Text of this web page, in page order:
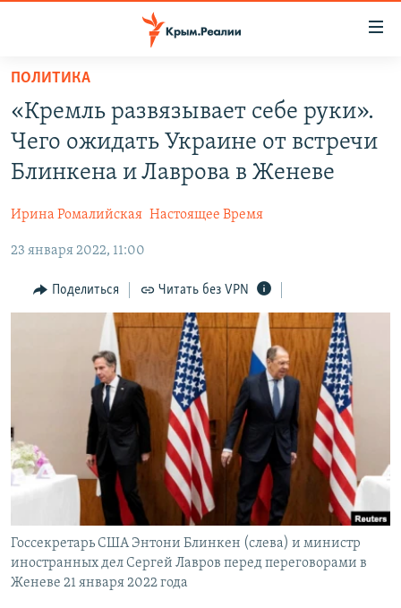
Вернуться
основному
содержанию
Вернутся
главной
навигации
Вернутся
поиску
СПЕЦПРОЕКТЫ
11 ЛЕТ ОККУПАЦИИ КРЫМА. 11 ИСТОРИЙ СОПРОТИВЛЕНИЯ
ВОДА
ЕЩЕ
ИНТЕРАКТИВ
ИНФОГРАФИКА
ТЕЛЕПРОЕКТ КРЫМ.РЕАЛИИ
СОВЕТЫ ПРАВОЗАЩИТНИКОВ
ПРОПАВШИЕ БЕЗ ВЕСТИ
ПОБЕДИТЕЛЕЙ НЕ СУДЯТ?
КРЫМ.НЕПОКОРЕННЫЙ
ELIFBE
УКРАИНСКАЯ ПРОБЛЕМА КРЫМА
РАДІО СВОБОДА
КАК ОБОЙТИ БЛОКИРОВКУ
Українською
ПРИСОЕДИНЯЙТЕСЬ!
Все сайты RFE/RL
ПОЛИТИКА
«Кремль развязывает себе руки».
Чего ожидать Украине от встречи
Блинкена и Лаврова в Женеве
Ирина Ромалийская Настоящее Время
23 января 2022, 11:00
Поделиться Читать без VPN
Госсекретарь США Энтони Блинкен (слева) и министр
иностранных дел Сергей Лавров перед переговорами в
Женеве 21 января 2022 года